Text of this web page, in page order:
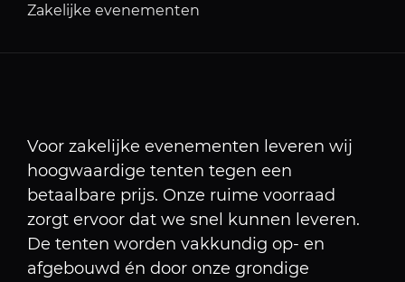
Zakelijke evenementen
Voor zakelijke evenementen leveren wij
hoogwaardige tenten tegen een
betaalbare prijs. Onze ruime voorraad
zorgt ervoor dat we snel kunnen leveren.
De tenten worden vakkundig op- en
afgebouwd én door onze grondige